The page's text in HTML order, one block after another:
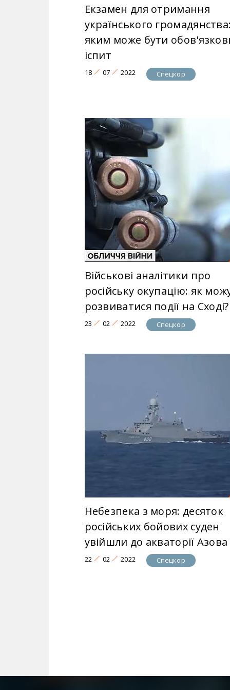
Екзамен для отримання
українського громадянства:
яким може бути
іспит
18 07 2022 Спецкор
Військові аналітики про
російську окупацію: як
розвиватися події на Сході?
23 02 2022 Спецкор
Небезпека з моря: десяток
російських бойових суден
увійшли до акваторії Азова
22 02 2022 Спецкор